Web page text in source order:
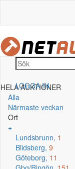
LOGGA IN
HELA AUKTIONER
Alla
Närmaste veckan
Ort
+
Lundsbrunn, 1
Blidsberg, 9
Göteborg, 11